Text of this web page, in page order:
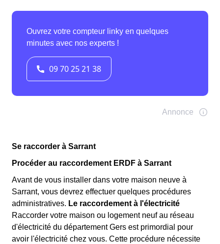
Se raccorder à Sarrant
Procéder au raccordement ERDF à Sarrant
Avant de vous installer dans votre maison neuve à
Sarrant, vous devrez effectuer quelques procédures
administratives. Le raccordement à l'électricité
Raccorder votre maison ou logement neuf au réseau
d'électricité du département Gers est primordial pour
avoir l'électricité chez vous. Cette procédure nécessite